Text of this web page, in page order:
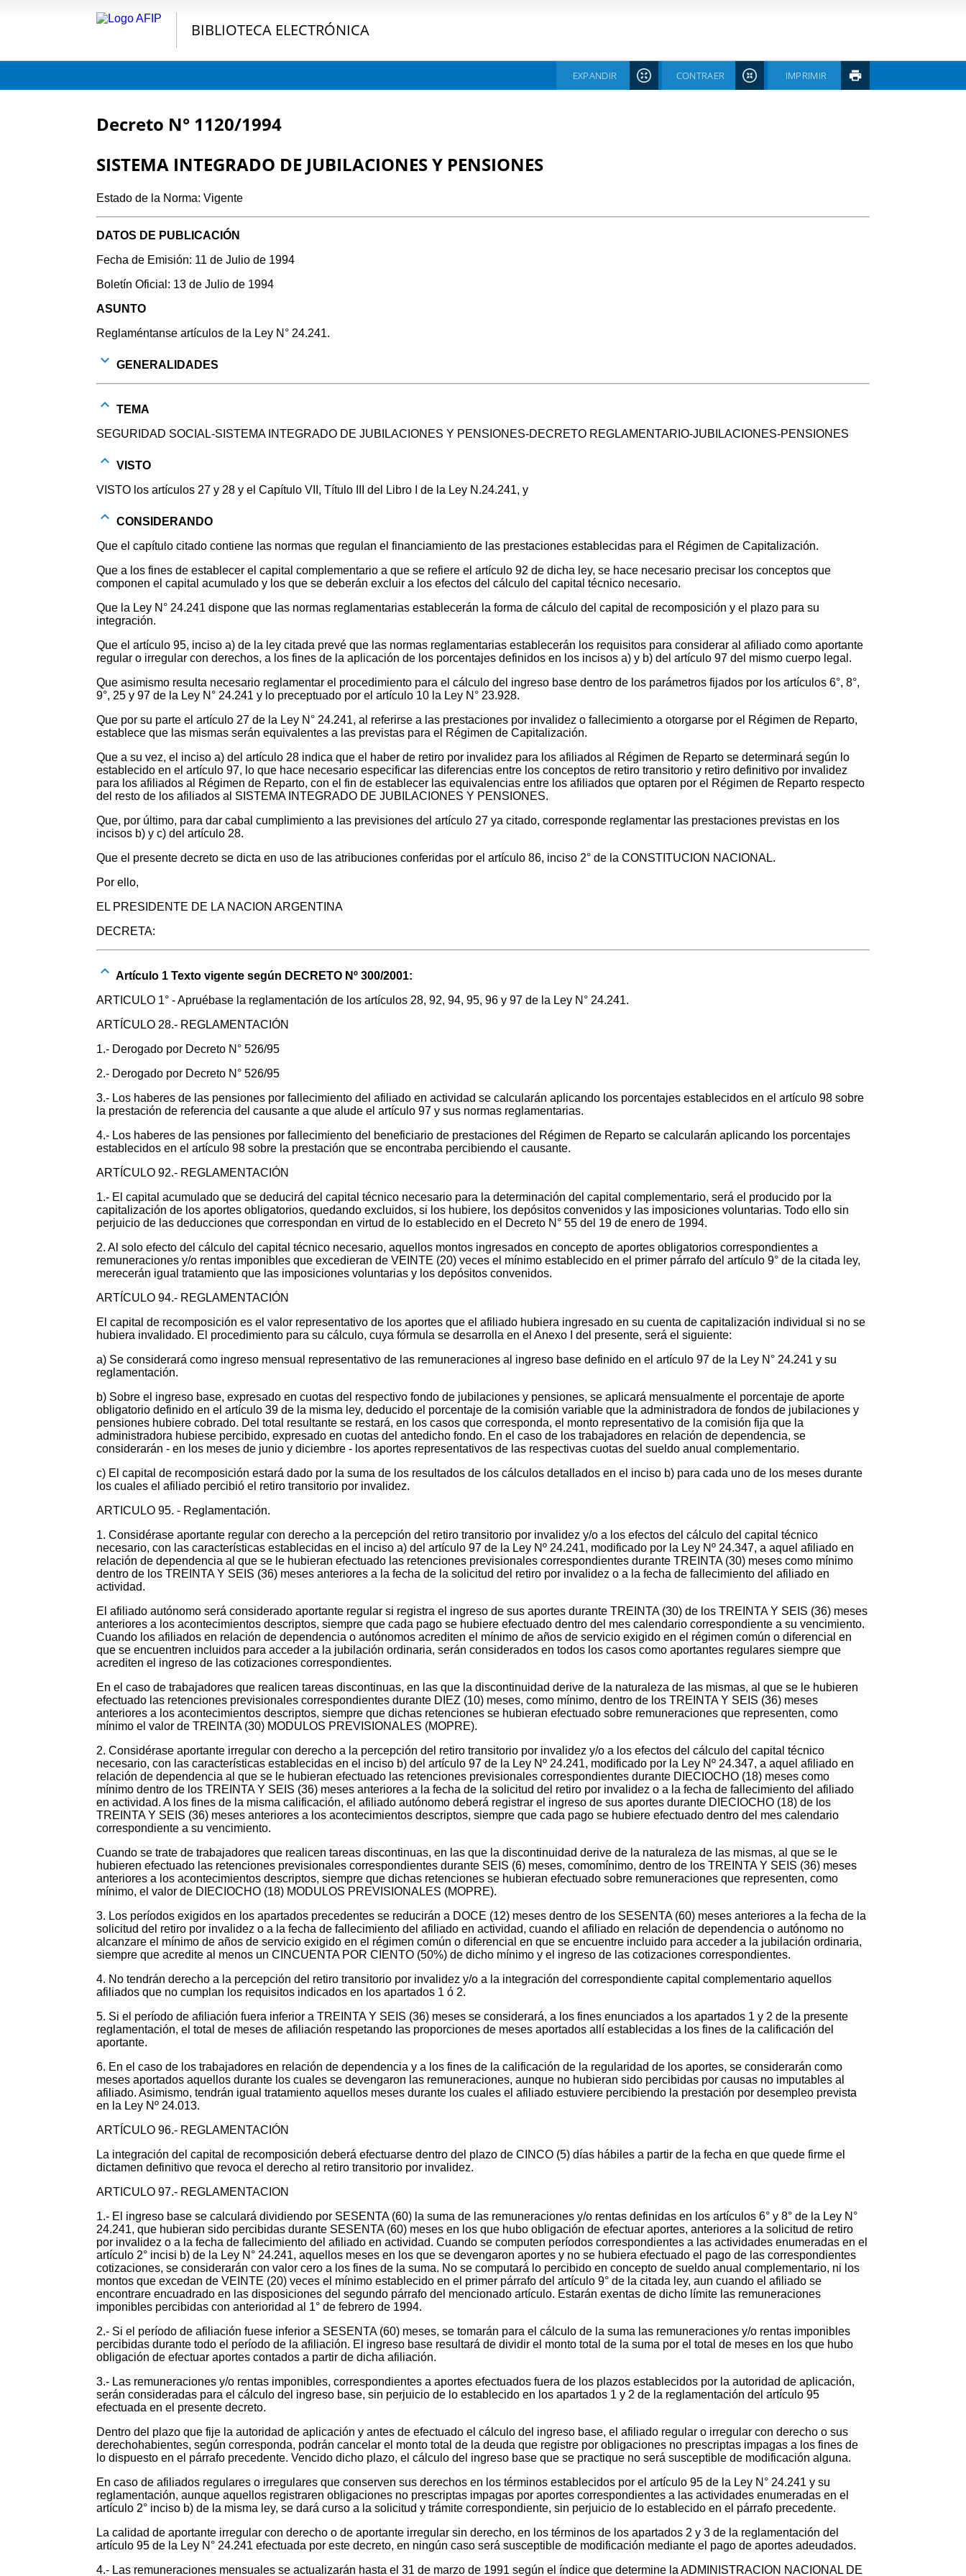
BIBLIOTECA ELECTRÓNICA
IMPRIMIR
CONTRAER
EXPANDIR
Decreto N° 1120/1994
SISTEMA INTEGRADO DE JUBILACIONES Y PENSIONES
Estado de la Norma: Vigente
DATOS DE PUBLICACIÓN
Fecha de Emisión: 11 de Julio de 1994
Boletín Oficial: 13 de Julio de 1994
ASUNTO
Reglaméntanse artículos de la Ley N° 24.241.
GENERALIDADES
TEMA
SEGURIDAD SOCIAL-SISTEMA INTEGRADO DE JUBILACIONES Y PENSIONES-DECRETO REGLAMENTARIO-JUBILACIONES-PENSIONES
VISTO
VISTO los artículos 27 y 28 y el Capítulo VII, Título III del Libro I de la Ley N.24.241, y
CONSIDERANDO
Que el capítulo citado contiene las normas que regulan el financiamiento de las prestaciones establecidas para el Régimen de Capitalización.
Que a los fines de establecer el capital complementario a que se refiere el artículo 92 de dicha ley, se hace necesario precisar los conceptos que
componen el capital acumulado y los que se deberán excluir a los efectos del cálculo del capital técnico necesario.
Que la Ley N° 24.241 dispone que las normas reglamentarias establecerán la forma de cálculo del capital de recomposición y el plazo para su
integración.
Que el artículo 95, inciso a) de la ley citada prevé que las normas reglamentarias establecerán los requisitos para considerar al afiliado como aportante
regular o irregular con derechos, a los fines de la aplicación de los porcentajes definidos en los incisos a) y b) del artículo 97 del mismo cuerpo legal.
Que asimismo resulta necesario reglamentar el procedimiento para el cálculo del ingreso base dentro de los parámetros fijados por los artículos 6°, 8°,
9°, 25 y 97 de la Ley N° 24.241 y lo preceptuado por el artículo 10 la Ley N° 23.928.
Que por su parte el artículo 27 de la Ley N° 24.241, al referirse a las prestaciones por invalidez o fallecimiento a otorgarse por el Régimen de Reparto,
establece que las mismas serán equivalentes a las previstas para el Régimen de Capitalización.
Que a su vez, el inciso a) del artículo 28 indica que el haber de retiro por invalidez para los afiliados al Régimen de Reparto se determinará según lo
establecido en el artículo 97, lo que hace necesario especificar las diferencias entre los conceptos de retiro transitorio y retiro definitivo por invalidez
para los afiliados al Régimen de Reparto, con el fin de establecer las equivalencias entre los afiliados que optaren por el Régimen de Reparto respecto
del resto de los afiliados al SISTEMA INTEGRADO DE JUBILACIONES Y PENSIONES.
Que, por último, para dar cabal cumplimiento a las previsiones del artículo 27 ya citado, corresponde reglamentar las prestaciones previstas en los
incisos b) y c) del artículo 28.
Que el presente decreto se dicta en uso de las atribuciones conferidas por el artículo 86, inciso 2° de la CONSTITUCION NACIONAL.
Por ello,
EL PRESIDENTE DE LA NACION ARGENTINA
DECRETA:
Artículo 1 Texto vigente según DECRETO Nº 300/2001:
ARTICULO 1° - Apruébase la reglamentación de los artículos 28, 92, 94, 95, 96 y 97 de la Ley N° 24.241.
ARTÍCULO 28.- REGLAMENTACIÓN
1.- Derogado por Decreto N° 526/95
2.- Derogado por Decreto N° 526/95
3.- Los haberes de las pensiones por fallecimiento del afiliado en actividad se calcularán aplicando los porcentajes establecidos en el artículo 98 sobre
la prestación de referencia del causante a que alude el artículo 97 y sus normas reglamentarias.
4.- Los haberes de las pensiones por fallecimiento del beneficiario de prestaciones del Régimen de Reparto se calcularán aplicando los porcentajes
establecidos en el artículo 98 sobre la prestación que se encontraba percibiendo el causante.
ARTÍCULO 92.- REGLAMENTACIÓN
1.- El capital acumulado que se deducirá del capital técnico necesario para la determinación del capital complementario, será el producido por la
capitalización de los aportes obligatorios, quedando excluidos, si los hubiere, los depósitos convenidos y las imposiciones voluntarias. Todo ello sin
perjuicio de las deducciones que correspondan en virtud de lo establecido en el Decreto N° 55 del 19 de enero de 1994.
2. Al solo efecto del cálculo del capital técnico necesario, aquellos montos ingresados en concepto de aportes obligatorios correspondientes a
remuneraciones y/o rentas imponibles que excedieran de VEINTE (20) veces el mínimo establecido en el primer párrafo del artículo 9° de la citada ley,
merecerán igual tratamiento que las imposiciones voluntarias y los depósitos convenidos.
ARTÍCULO 94.- REGLAMENTACIÓN
El capital de recomposición es el valor representativo de los aportes que el afiliado hubiera ingresado en su cuenta de capitalización individual si no se
hubiera invalidado. El procedimiento para su cálculo, cuya fórmula se desarrolla en el Anexo I del presente, será el siguiente:
a) Se considerará como ingreso mensual representativo de las remuneraciones al ingreso base definido en el artículo 97 de la Ley N° 24.241 y su
reglamentación.
b) Sobre el ingreso base, expresado en cuotas del respectivo fondo de jubilaciones y pensiones, se aplicará mensualmente el porcentaje de aporte
obligatorio definido en el artículo 39 de la misma ley, deducido el porcentaje de la comisión variable que la administradora de fondos de jubilaciones y
pensiones hubiere cobrado. Del total resultante se restará, en los casos que corresponda, el monto representativo de la comisión fija que la
administradora hubiese percibido, expresado en cuotas del antedicho fondo. En el caso de los trabajadores en relación de dependencia, se
considerarán - en los meses de junio y diciembre - los aportes representativos de las respectivas cuotas del sueldo anual complementario.
c) El capital de recomposición estará dado por la suma de los resultados de los cálculos detallados en el inciso b) para cada uno de los meses durante
los cuales el afiliado percibió el retiro transitorio por invalidez.
ARTICULO 95. - Reglamentación.
1. Considérase aportante regular con derecho a la percepción del retiro transitorio por invalidez y/o a los efectos del cálculo del capital técnico
necesario, con las características establecidas en el inciso a) del artículo 97 de la Ley Nº 24.241, modificado por la Ley Nº 24.347, a aquel afiliado en
relación de dependencia al que se le hubieran efectuado las retenciones previsionales correspondientes durante TREINTA (30) meses como mínimo
dentro de los TREINTA Y SEIS (36) meses anteriores a la fecha de la solicitud del retiro por invalidez o a la fecha de fallecimiento del afiliado en
actividad.
El afiliado autónomo será considerado aportante regular si registra el ingreso de sus aportes durante TREINTA (30) de los TREINTA Y SEIS (36) meses
anteriores a los acontecimientos descriptos, siempre que cada pago se hubiere efectuado dentro del mes calendario correspondiente a su vencimiento.
Cuando los afiliados en relación de dependencia o autónomos acrediten el mínimo de años de servicio exigido en el régimen común o diferencial en
que se encuentren incluidos para acceder a la jubilación ordinaria, serán considerados en todos los casos como aportantes regulares siempre que
acrediten el ingreso de las cotizaciones correspondientes.
En el caso de trabajadores que realicen tareas discontinuas, en las que la discontinuidad derive de la naturaleza de las mismas, al que se le hubieren
efectuado las retenciones previsionales correspondientes durante DIEZ (10) meses, como mínimo, dentro de los TREINTA Y SEIS (36) meses
anteriores a los acontecimientos descriptos, siempre que dichas retenciones se hubieran efectuado sobre remuneraciones que representen, como
mínimo el valor de TREINTA (30) MODULOS PREVISIONALES (MOPRE).
2. Considérase aportante irregular con derecho a la percepción del retiro transitorio por invalidez y/o a los efectos del cálculo del capital técnico
necesario, con las características establecidas en el inciso b) del artículo 97 de la Ley Nº 24.241, modificado por la Ley Nº 24.347, a aquel afiliado en
relación de dependencia al que se le hubieran efectuado las retenciones previsionales correspondientes durante DIECIOCHO (18) meses como
mínimo dentro de los TREINTA Y SEIS (36) meses anteriores a la fecha de la solicitud del retiro por invalidez o a la fecha de fallecimiento del afiliado
en actividad. A los fines de la misma calificación, el afiliado autónomo deberá registrar el ingreso de sus aportes durante DIECIOCHO (18) de los
TREINTA Y SEIS (36) meses anteriores a los acontecimientos descriptos, siempre que cada pago se hubiere efectuado dentro del mes calendario
correspondiente a su vencimiento.
Cuando se trate de trabajadores que realicen tareas discontinuas, en las que la discontinuidad derive de la naturaleza de las mismas, al que se le
hubieren efectuado las retenciones previsionales correspondientes durante SEIS (6) meses, comomínimo, dentro de los TREINTA Y SEIS (36) meses
anteriores a los acontecimientos descriptos, siempre que dichas retenciones se hubieran efectuado sobre remuneraciones que representen, como
mínimo, el valor de DIECIOCHO (18) MODULOS PREVISIONALES (MOPRE).
3. Los períodos exigidos en los apartados precedentes se reducirán a DOCE (12) meses dentro de los SESENTA (60) meses anteriores a la fecha de la
solicitud del retiro por invalidez o a la fecha de fallecimiento del afiliado en actividad, cuando el afiliado en relación de dependencia o autónomo no
alcanzare el mínimo de años de servicio exigido en el régimen común o diferencial en que se encuentre incluido para acceder a la jubilación ordinaria,
siempre que acredite al menos un CINCUENTA POR CIENTO (50%) de dicho mínimo y el ingreso de las cotizaciones correspondientes.
4. No tendrán derecho a la percepción del retiro transitorio por invalidez y/o a la integración del correspondiente capital complementario aquellos
afiliados que no cumplan los requisitos indicados en los apartados 1 ó 2.
5. Si el período de afiliación fuera inferior a TREINTA Y SEIS (36) meses se considerará, a los fines enunciados a los apartados 1 y 2 de la presente
reglamentación, el total de meses de afiliación respetando las proporciones de meses aportados allí establecidas a los fines de la calificación del
aportante.
6. En el caso de los trabajadores en relación de dependencia y a los fines de la calificación de la regularidad de los aportes, se considerarán como
meses aportados aquellos durante los cuales se devengaron las remuneraciones, aunque no hubieran sido percibidas por causas no imputables al
afiliado. Asimismo, tendrán igual tratamiento aquellos meses durante los cuales el afiliado estuviere percibiendo la prestación por desempleo prevista
en la Ley Nº 24.013.
ARTÍCULO 96.- REGLAMENTACIÓN
La integración del capital de recomposición deberá efectuarse dentro del plazo de CINCO (5) días hábiles a partir de la fecha en que quede firme el
dictamen definitivo que revoca el derecho al retiro transitorio por invalidez.
ARTICULO 97.- REGLAMENTACION
1.- El ingreso base se calculará dividiendo por SESENTA (60) la suma de las remuneraciones y/o rentas definidas en los artículos 6° y 8° de la Ley N°
24.241, que hubieran sido percibidas durante SESENTA (60) meses en los que hubo obligación de efectuar aportes, anteriores a la solicitud de retiro
por invalidez o a la fecha de fallecimiento del afiliado en actividad. Cuando se computen períodos correspondientes a las actividades enumeradas en el
artículo 2° incisi b) de la Ley N° 24.241, aquellos meses en los que se devengaron aportes y no se hubiera efectuado el pago de las correspondientes
cotizaciones, se considerarán con valor cero a los fines de la suma. No se computará lo percibido en concepto de sueldo anual complementario, ni los
montos que excedan de VEINTE (20) veces el mínimo establecido en el primer párrafo del artículo 9° de la citada ley, aun cuando el afiliado se
encontrare encuadrado en las disposiciones del segundo párrafo del mencionado artículo. Estarán exentas de dicho límite las remuneraciones
imponibles percibidas con anterioridad al 1° de febrero de 1994.
2.- Si el período de afiliación fuese inferior a SESENTA (60) meses, se tomarán para el cálculo de la suma las remuneraciones y/o rentas imponibles
percibidas durante todo el período de la afiliación. El ingreso base resultará de dividir el monto total de la suma por el total de meses en los que hubo
obligación de efectuar aportes contados a partir de dicha afiliación.
3.- Las remuneraciones y/o rentas imponibles, correspondientes a aportes efectuados fuera de los plazos establecidos por la autoridad de aplicación,
serán consideradas para el cálculo del ingreso base, sin perjuicio de lo establecido en los apartados 1 y 2 de la reglamentación del artículo 95
efectuada en el presente decreto.
Dentro del plazo que fije la autoridad de aplicación y antes de efectuado el cálculo del ingreso base, el afiliado regular o irregular con derecho o sus
derechohabientes, según corresponda, podrán cancelar el monto total de la deuda que registre por obligaciones no prescriptas impagas a los fines de
lo dispuesto en el párrafo precedente. Vencido dicho plazo, el cálculo del ingreso base que se practique no será susceptible de modificación alguna.
En caso de afiliados regulares o irregulares que conserven sus derechos en los términos establecidos por el artículo 95 de la Ley N° 24.241 y su
reglamentación, aunque aquellos registraren obligaciones no prescriptas impagas por aportes correspondientes a las actividades enumeradas en el
artículo 2° inciso b) de la misma ley, se dará curso a la solicitud y trámite correspondiente, sin perjuicio de lo establecido en el párrafo precedente.
La calidad de aportante irregular con derecho o de aportante irregular sin derecho, en los términos de los apartados 2 y 3 de la reglamentación del
artículo 95 de la Ley N° 24.241 efectuada por este decreto, en ningún caso será susceptible de modificación mediante el pago de aportes adeudados.
4.- Las remuneraciones mensuales se actualizarán hasta el 31 de marzo de 1991 según el índice que determine la ADMINISTRACION NACIONAL DE